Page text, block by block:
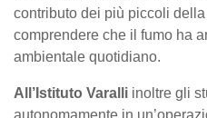
contributo dei più piccoli
comprendere che il fumo ha
ambientale quotidiano.
All’Istituto Varalli inoltre gli
autonomamente in